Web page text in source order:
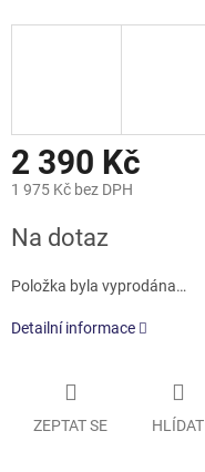
2 390 Kč
1 975 Kč bez DPH
cena:
Na dotaz
Položka byla vyprodána…
Detailní informace
ZEPTAT SE HLÍDAT